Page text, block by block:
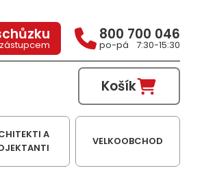
800 700 046
po-pá 7:30-15:30
Košík
A
VELKOOBCHOD